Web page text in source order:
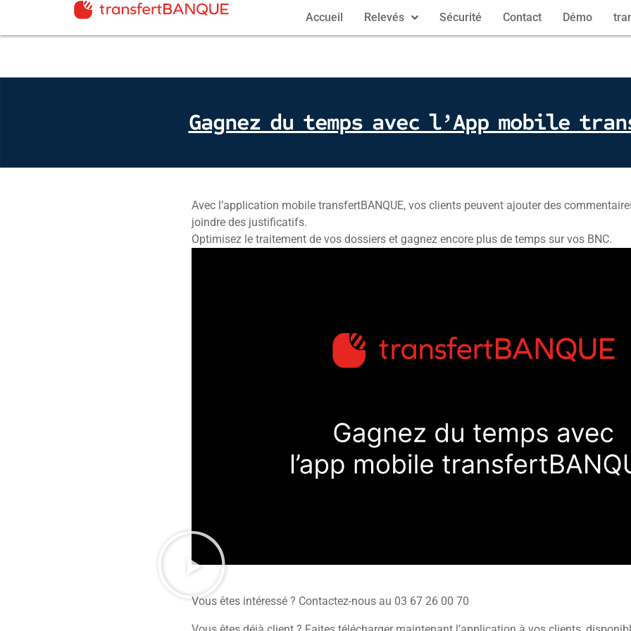
Accueil Relevés Sécurité Contact Démo
Gagnez du temps avec l’App mobile
Avec l’application mobile transfertBANQUE, vos clients peuvent ajouter des
joindre des justificatifs.
Optimisez le traitement de vos dossiers et gagnez encore plus de temps sur vos BNC.
Vous êtes intéressé ? Contactez-nous au 03 67 26 00 70